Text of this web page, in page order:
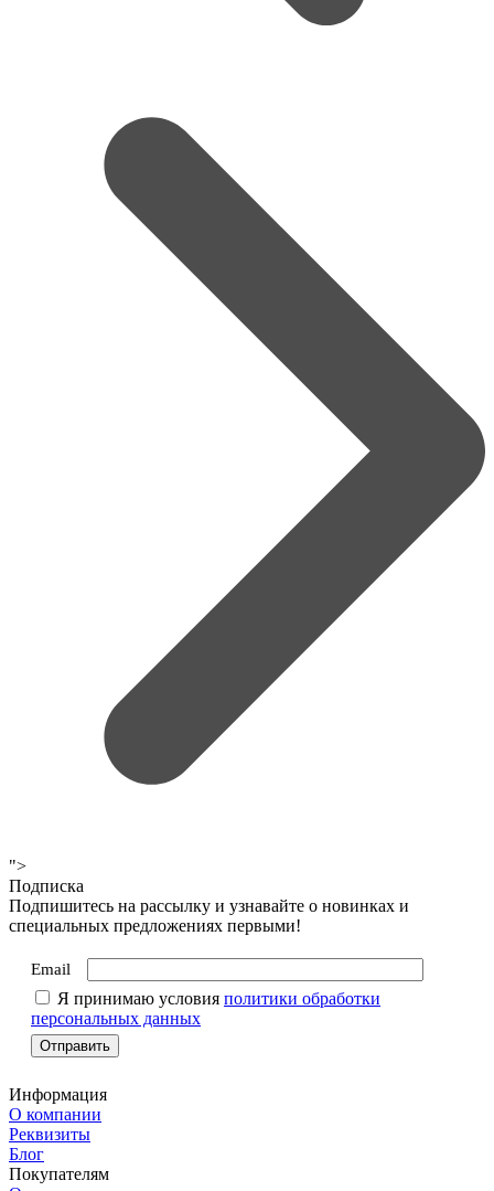
">
Подписка
Подпишитесь на рассылку и узнавайте о новинках и
специальных предложениях первыми!
Email
Я принимаю условия политики обработки
персональных данных
Информация
О компании
Реквизиты
Блог
Покупателям